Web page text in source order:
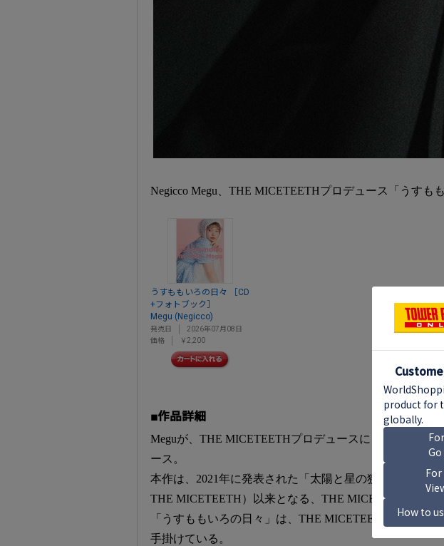
Negicco Megu、THE MICETEETHプロデュース「うすも
うすももいろの日々 ［CD
+フォトブック］
Megu (Negicco)
発売日
2026年07月08日
価格
￥2,200
■作品詳細
Meguが、THE MICETEETHプロデュースによる楽曲「う
ース。
本作は、2021年に発表された「太陽と星の狭間で」（作
THE MICETEETH）以来となる、THE MICETEETHとの
「うすももいろの日々」は、THE MICETEETHの次松大
手掛けている。